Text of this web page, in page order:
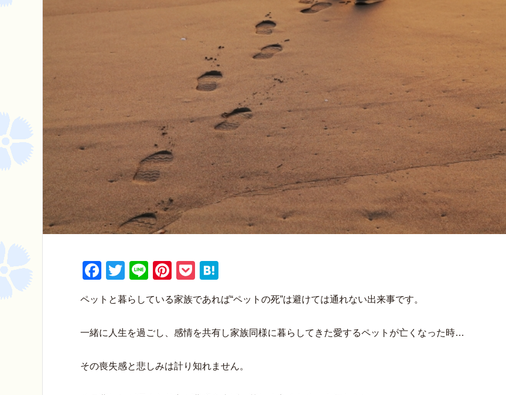
F
c
e
o
T
tt
er
Li
e
Pi
nt
er
e
P
ck
et
at
e
n
ペットと暮らしている家族であれば“ペットの死”は避けては通れない出来事です。
一緒に人生を過ごし、感情を共有し家族同様に暮らしてきた愛するペットが亡くなった時…
その喪失感と悲しみは計り知れません。